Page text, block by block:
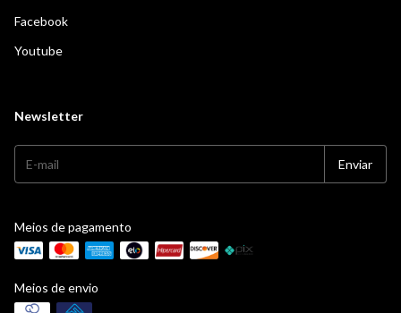
Facebook
Youtube
Newsletter
Meios de pagamento
Meios de envio